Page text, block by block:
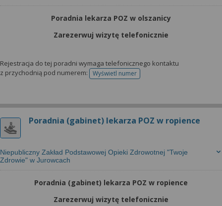
Poradnia lekarza POZ w olszanicy
Zarezerwuj wizytę telefonicznie
Rejestracja do tej poradni wymaga telefonicznego kontaktu
z przychodnią pod numerem:
Wyświetl numertelefonu do rejestracji
Poradnia (gabinet) lekarza POZ w ropience
Niepubliczny Zakład Podstawowej Opieki Zdrowotnej "Twoje
Zdrowie" w Jurowcach
Poradnia (gabinet) lekarza POZ w ropience
Zarezerwuj wizytę telefonicznie